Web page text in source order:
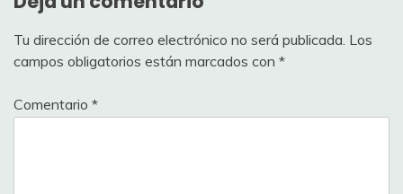
Tu dirección de correo electrónico no será publicada. Los
campos obligatorios están marcados con *
Comentario *